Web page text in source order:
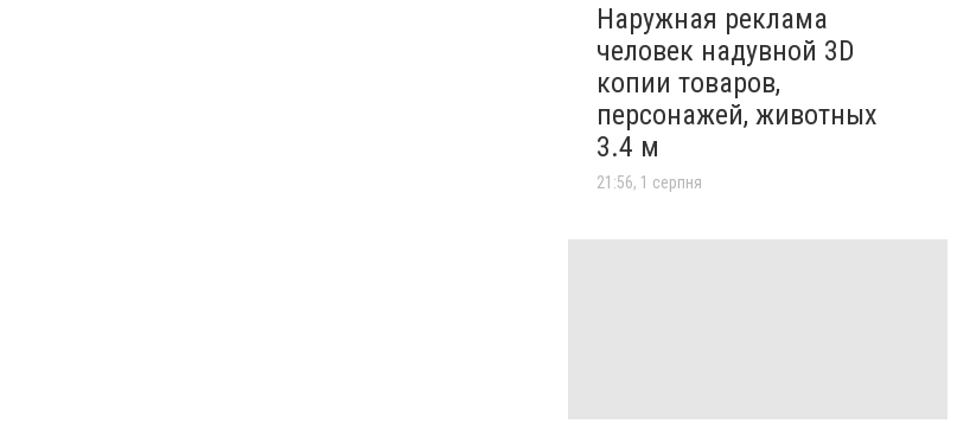
Наружная реклама
человек надувной 3D
копии товаров,
персонажей, животных
3.4 м
21:56, 1 серпня